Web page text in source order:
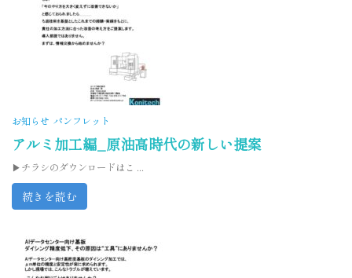
お知らせ パンフレット
アルミ加工編_原油高時代の新しい提案
▶チラシのダウンロードはこ ...
続きを読む